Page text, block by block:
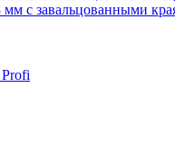
с завальцованными